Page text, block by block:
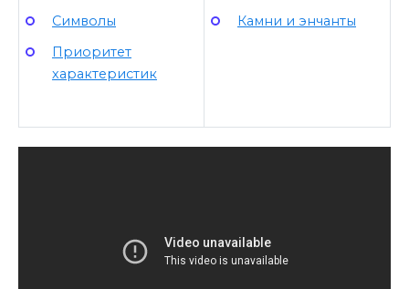
Символы
Приоритет
характеристик
Камни и энчанты